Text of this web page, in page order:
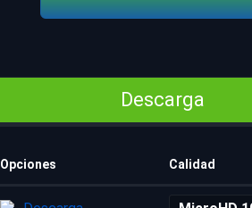
Descarga
Opciones Calidad